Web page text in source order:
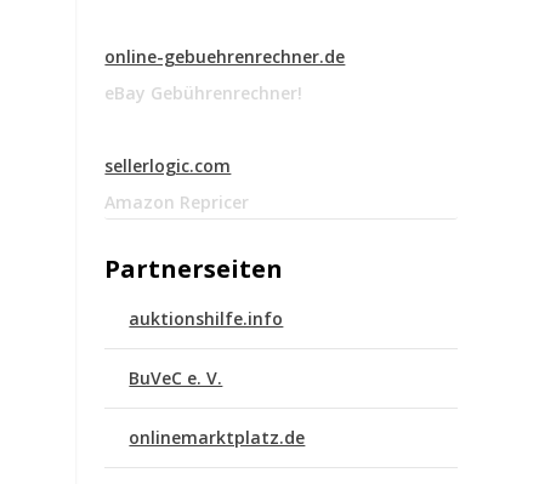
online-gebuehrenrechner.de
eBay Gebührenrechner!
sellerlogic.com
Amazon Repricer
Partnerseiten
auktionshilfe.info
BuVeC e. V.
onlinemarktplatz.de